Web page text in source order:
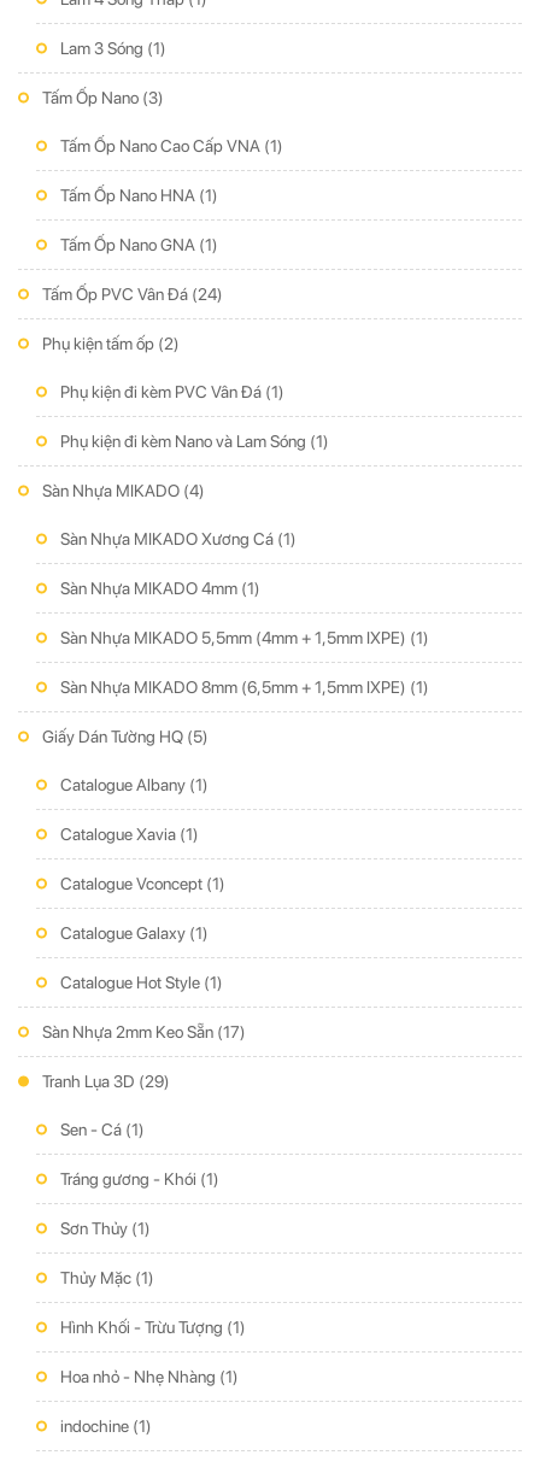
Lam 3 Sóng (1)
Tấm Ốp Nano (3)
Tấm Ốp Nano Cao Cấp VNA (1)
Tấm Ốp Nano HNA (1)
Tấm Ốp Nano GNA (1)
Tấm Ốp PVC Vân Đá (24)
Phụ kiện tấm ốp (2)
Phụ kiện đi kèm PVC Vân Đá (1)
Phụ kiện đi kèm Nano và Lam Sóng (1)
Sàn Nhựa MIKADO (4)
Sàn Nhựa MIKADO Xương Cá (1)
Sàn Nhựa MIKADO 4mm (1)
Sàn Nhựa MIKADO 5,5mm (4mm + 1,5mm IXPE) (1)
Sàn Nhựa MIKADO 8mm (6,5mm + 1,5mm IXPE) (1)
Giấy Dán Tường HQ (5)
Catalogue Albany (1)
Catalogue Xavia (1)
Catalogue Vconcept (1)
Catalogue Galaxy (1)
Catalogue Hot Style (1)
Sàn Nhựa 2mm Keo Sẵn (17)
Tranh Lụa 3D (29)
Sen - Cá (1)
Tráng gương - Khói (1)
Sơn Thủy (1)
Thủy Mặc (1)
Hình Khối - Trừu Tượng (1)
Hoa nhỏ - Nhẹ Nhàng (1)
indochine (1)